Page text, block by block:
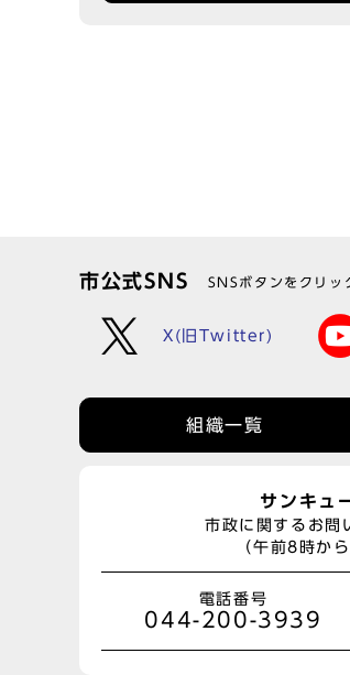
市公式SNS SNSボタンをクリッ
X(旧Twitter)
組織一覧
サンキュ
市政に関するお問
（午前8時か
電話番号
044-200-3939